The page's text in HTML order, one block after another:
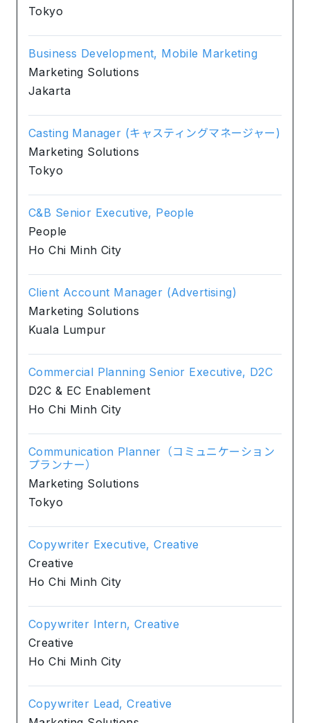
Tokyo
Business Development, Mobile Marketing
Marketing Solutions
Jakarta
Casting Manager (キャスティングマネージャー)
Marketing Solutions
Tokyo
C&B Senior Executive, People
People
Ho Chi Minh City
Client Account Manager (Advertising)
Marketing Solutions
Kuala Lumpur
Commercial Planning Senior Executive, D2C
D2C & EC Enablement
Ho Chi Minh City
Communication Planner（コミュニケーション
プランナー）
Marketing Solutions
Tokyo
Copywriter Executive, Creative
Creative
Ho Chi Minh City
Copywriter Intern, Creative
Creative
Ho Chi Minh City
Copywriter Lead, Creative